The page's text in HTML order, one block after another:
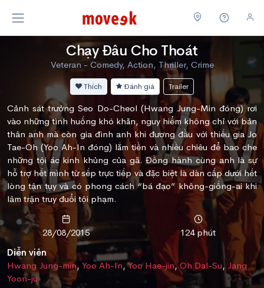
Chạy Đâu Cho Thoát
Veteran - Comedy, Action, Thriller, Crime
Thích Đánh giá Trailer
Cảnh sát trưởng Seo Do-Cheol (Hwang Jung-Min đóng) rơi
vào những tình huống khó khăn, nguy hiểm không chỉ với bản
thân anh mà còn gia đình anh khi đương đầu với thiếu gia Jo
Tae-Oh (Yoo Ah-In đóng) lắm tiền và nhiều chiêu để bao che
những tội ác kinh khủng của gã. Đồng hành cùng anh là sự
hỗ trợ hết mình từ sếp trực tiếp và đặc biệt là dàn cấp dưới hết
lòng tận tụy và có phong cách “bá đạo” không-giống-ai khi
lâm trận truy đuổi tội phạm.
28/08/2015
124 phút
Diễn viên
Hwang Jung-min, Yoo Ah-In,Yoo Hae-jin,Oh Dal-Su, Jang
Yoon-ju